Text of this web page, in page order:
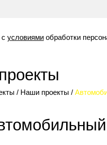
условиями обработки
/ Наши проекты /